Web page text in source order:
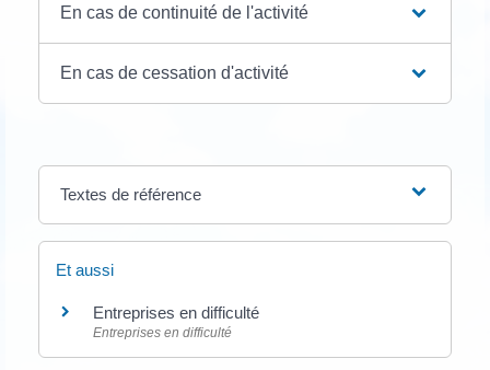
En cas de continuité de l'activité
En cas de cessation d'activité
Textes de référence
Et aussi
Entreprises en difficulté
Entreprises en difficulté